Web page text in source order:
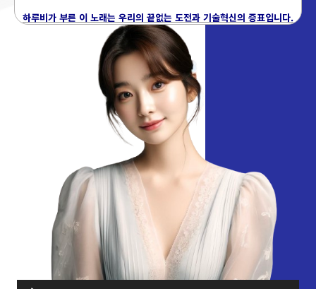
하루비가 부른 이 노래는 우리의 끝없는 도전과 기술혁신의 증표입니다.